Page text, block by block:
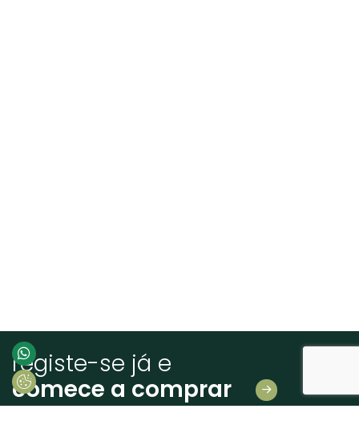
registe-se já e
comece a comprar